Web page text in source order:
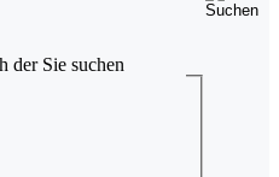
der Sie suchen